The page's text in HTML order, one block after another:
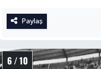
Paylaş
6 / 10